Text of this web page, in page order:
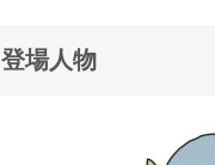
登場人物